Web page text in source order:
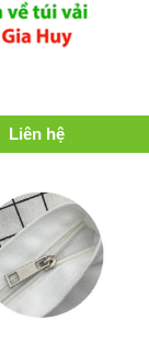
Liên hệ